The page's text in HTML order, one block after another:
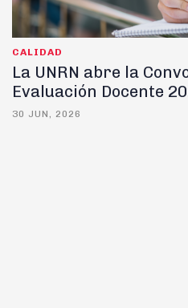
CALIDAD
La UNRN abre la
Evaluación Docente
30 JUN, 2026